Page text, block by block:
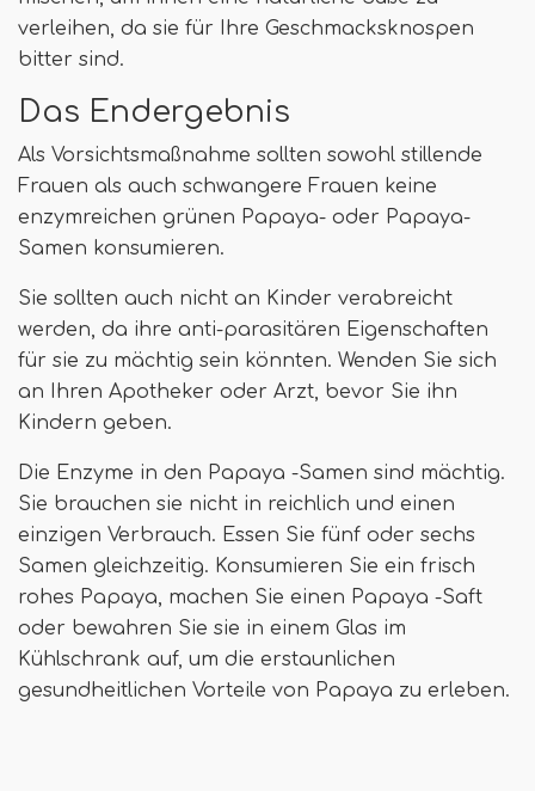
verleihen, da sie für Ihre Geschmacksknospen
bitter sind.
Das Endergebnis
Als Vorsichtsmaßnahme sollten sowohl stillende
Frauen als auch schwangere Frauen keine
enzymreichen grünen Papaya- oder Papaya-
Samen konsumieren.
Sie sollten auch nicht an Kinder verabreicht
werden, da ihre anti-parasitären Eigenschaften
für sie zu mächtig sein könnten. Wenden Sie sich
an Ihren Apotheker oder Arzt, bevor Sie ihn
Kindern geben.
Die Enzyme in den Papaya -Samen sind mächtig.
Sie brauchen sie nicht in reichlich und einen
einzigen Verbrauch. Essen Sie fünf oder sechs
Samen gleichzeitig. Konsumieren Sie ein frisch
rohes Papaya, machen Sie einen Papaya -Saft
oder bewahren Sie sie in einem Glas im
Kühlschrank auf, um die erstaunlichen
gesundheitlichen Vorteile von Papaya zu erleben.